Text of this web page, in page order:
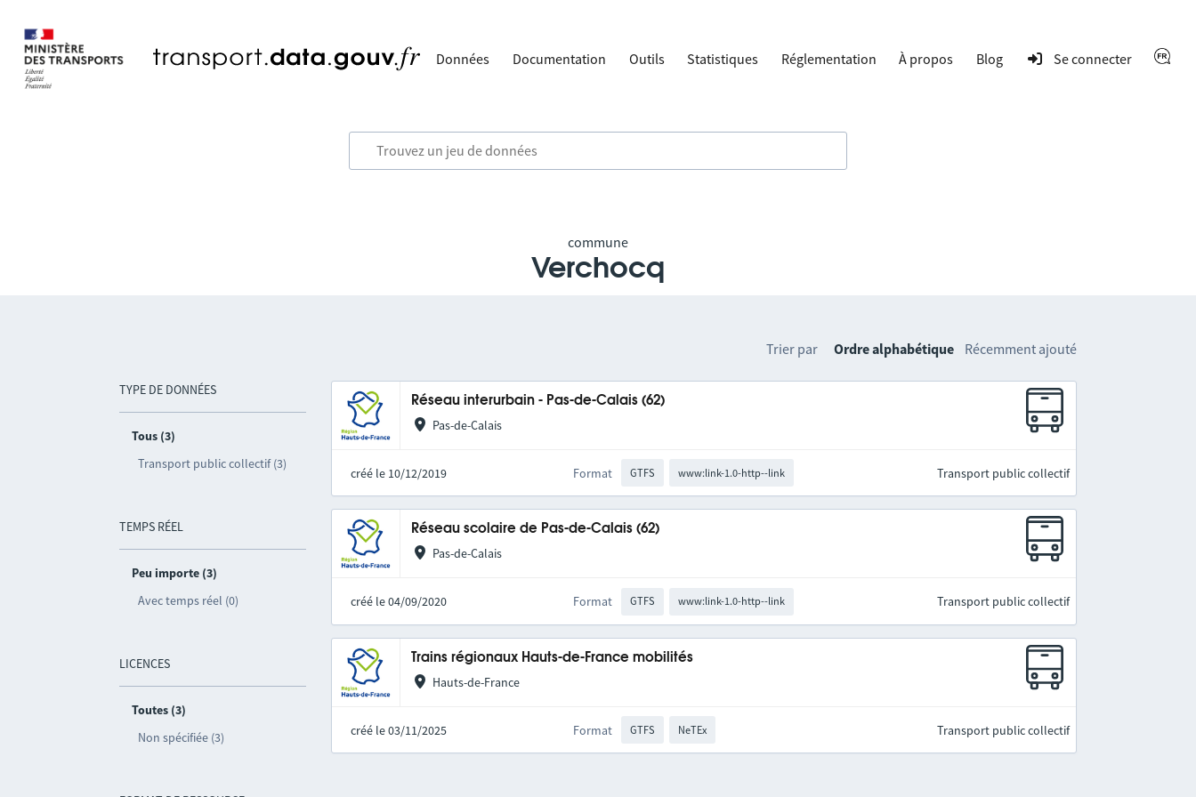
Données Documentation Outils Statistiques Réglementation À propos Blog Se connecter
commune
Verchocq
TYPE DE DONNÉES
Tous (3)
Transport public collectif (3)
TEMPS RÉEL
Peu importe (3)
Avec temps réel (0)
LICENCES
Toutes (3)
Non spécifiée (3)
Trier par Ordre alphabétique Récemment ajouté
Réseau interurbain - Pas-de-Calais (62)
Pas-de-Calais
créé le 10/12/2019 Format GTFS www:link-1.0-http--link Transport public collectif
Réseau scolaire de Pas-de-Calais (62)
Pas-de-Calais
créé le 04/09/2020 Format GTFS www:link-1.0-http--link Transport public collectif
Trains régionaux Hauts-de-France mobilités
Hauts-de-France
créé le 03/11/2025 Format GTFS NeTEx Transport public collectif